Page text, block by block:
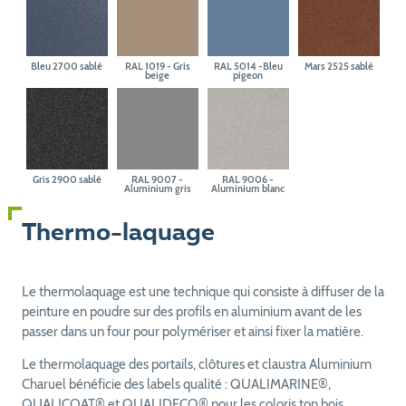
Bleu 2700 sablé RAL 1019 - Gris
beige
RAL 5014 -Bleu
pigeon
Mars 2525 sablé
Gris 2900 sablé RAL 9007 -
Aluminium gris
RAL 9006 -
Aluminium blanc
Thermo-laquage
Le thermolaquage est une technique qui consiste à diffuser de la
peinture en poudre sur des profils en aluminium avant de les
passer dans un four pour polymériser et ainsi fixer la matière.
Le thermolaquage des portails, clôtures et claustra Aluminium
Charuel bénéficie des labels qualité : QUALIMARINE®,